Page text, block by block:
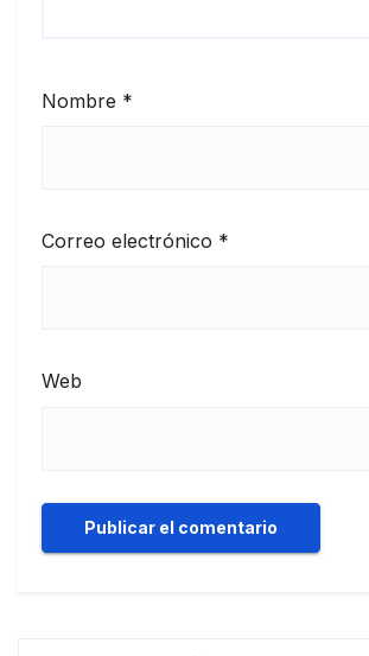
Nombre *
Correo electrónico *
Web